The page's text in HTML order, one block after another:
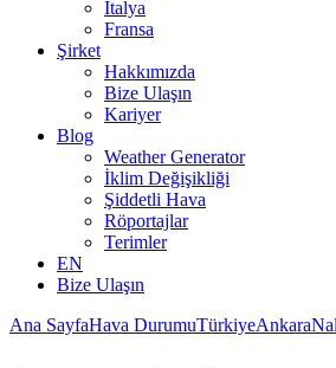
İtalya
Fransa
Şirket
Hakkımızda
Bize Ulaşın
Kariyer
Blog
Weather Generator
İklim Değişikliği
Şiddetli Hava
Röportajlar
Terimler
EN
Bize Ulaşın
Ana SayfaHava DurumuTürkiyeAnkara